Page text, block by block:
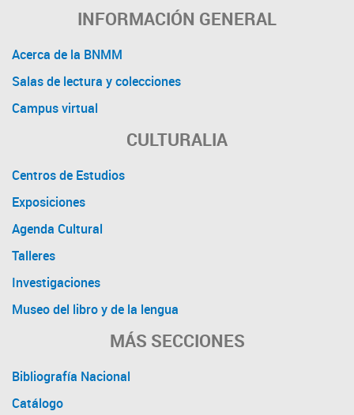
INFORMACIÓN GENERAL
Acerca de la BNMM
Salas de lectura y colecciones
Campus virtual
CULTURALIA
Centros de Estudios
Exposiciones
Agenda Cultural
Talleres
Investigaciones
Museo del libro y de la lengua
MÁS SECCIONES
Bibliografía Nacional
Catálogo